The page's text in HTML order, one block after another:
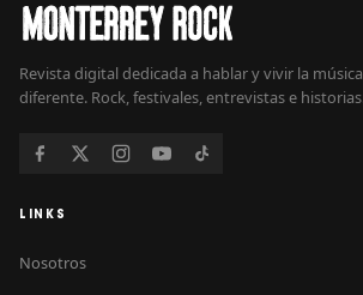
Revista digital dedicada a hablar y vivir la
diferente. Rock, festivales, entrevistas e
LINKS
Nosotros